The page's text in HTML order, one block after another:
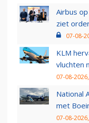
Airbus
ziet
07-08-
KLM
vluchten
07-08-
National
met
07-08-